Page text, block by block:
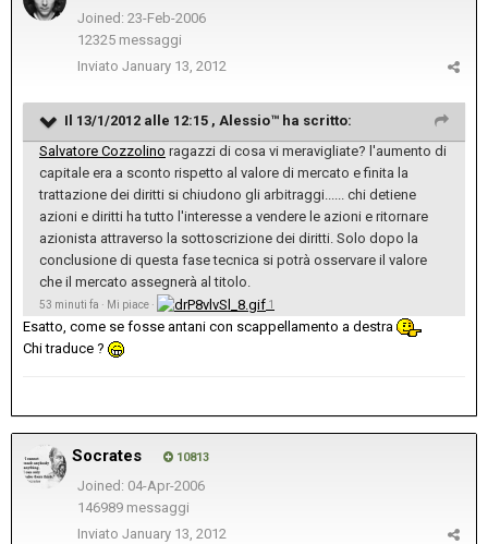
Joined: 23-Feb-2006
12325 messaggi
Inviato January 13, 2012
Il 13/1/2012 alle 12:15 , Alessio™ ha scritto:
Salvatore Cozzolino ragazzi di cosa vi meravigliate? l'aumento di
capitale era a sconto rispetto al valore di mercato e finita la
trattazione dei diritti si chiudono gli arbitraggi...... chi detiene
azioni e diritti ha tutto l'interesse a vendere le azioni e ritornare
azionista attraverso la sottoscrizione dei diritti. Solo dopo la
conclusione di questa fase tecnica si potrà osservare il valore
che il mercato assegnerà al titolo.
53 minuti fa · Mi piace · 1
Esatto, come se fosse antani con scappellamento a destra
Chi traduce ?
Socrates 10813
Joined: 04-Apr-2006
146989 messaggi
Inviato January 13, 2012